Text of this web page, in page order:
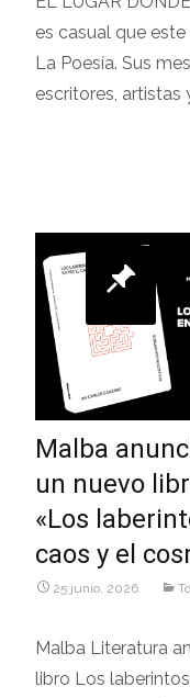
es casual que
La Poesía. Sus
escritores, artistas
Malba
un nuevo
«Los
caos y el
25 junio, 2026
Malba Literatura
libro Los